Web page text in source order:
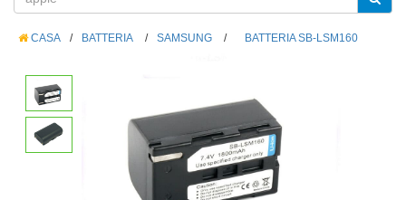
CASA / BATTERIA / SAMSUNG / BATTERIA SB-LSM160